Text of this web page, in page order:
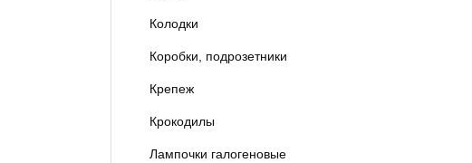
Колодки
Коробки, подрозетники
Крепеж
Крокодилы
Лампочки галогеновые